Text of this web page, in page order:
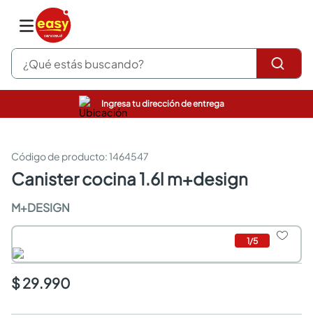
¿Qué estás buscando?
Ingresa tu dirección de entrega
:1464547
canister cocina 1.6l m+design
M+DESIGN
1/5
$ 29.990
pinturas
sanitarios
comedor
pisos
armarios closet
comedores
neveras